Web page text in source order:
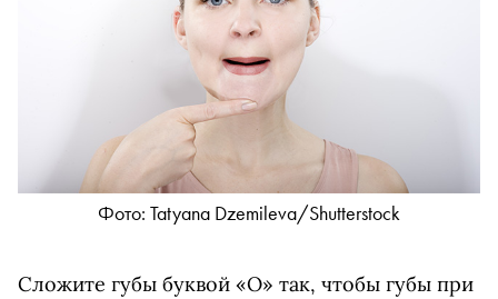
Фото: Tatyana Dzemileva/Shutterstock
Сложите губы буквой «О» так, чтобы губы при